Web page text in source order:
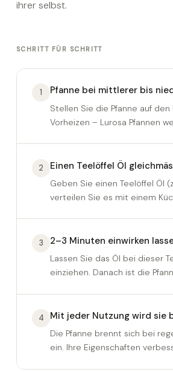
ihrer selbst.
SCHRITT FÜR SCHRITT
1 Pfanne bei mittlerer bis
Stellen Sie die Pfanne auf
Vorheizen – Lurosa Pfannen
2 Einen Teelöffel Öl
Geben Sie einen Teelöffel Öl
verteilen Sie es mit einem
3 2–3 Minuten einwirken
Lassen Sie das Öl bei dieser
einziehen. Danach ist die
4 Mit jeder Nutzung wird sie
Die Pfanne brennt sich bei
ein. Ihre Eigenschaften